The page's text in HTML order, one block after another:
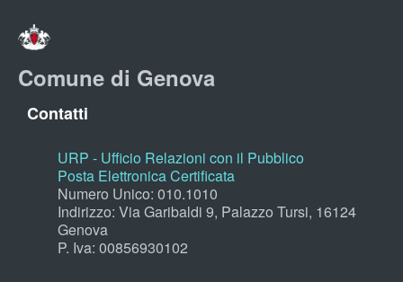
Comune di Genova
Contatti
URP - Ufficio Relazioni con il Pubblico
Posta Elettronica Certificata
Numero Unico: 010.1010
Indirizzo: Via Garibaldi 9, Palazzo Tursi, 16124
Genova
P. Iva: 00856930102